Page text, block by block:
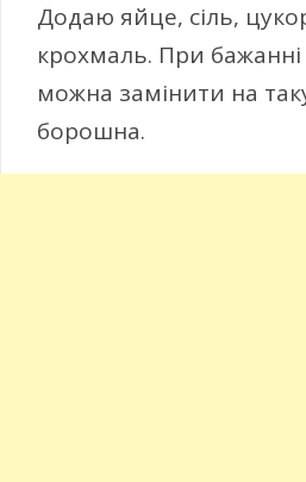
Додаю яйце, сіль,
крохмаль. При
можна замінити на
борошна.